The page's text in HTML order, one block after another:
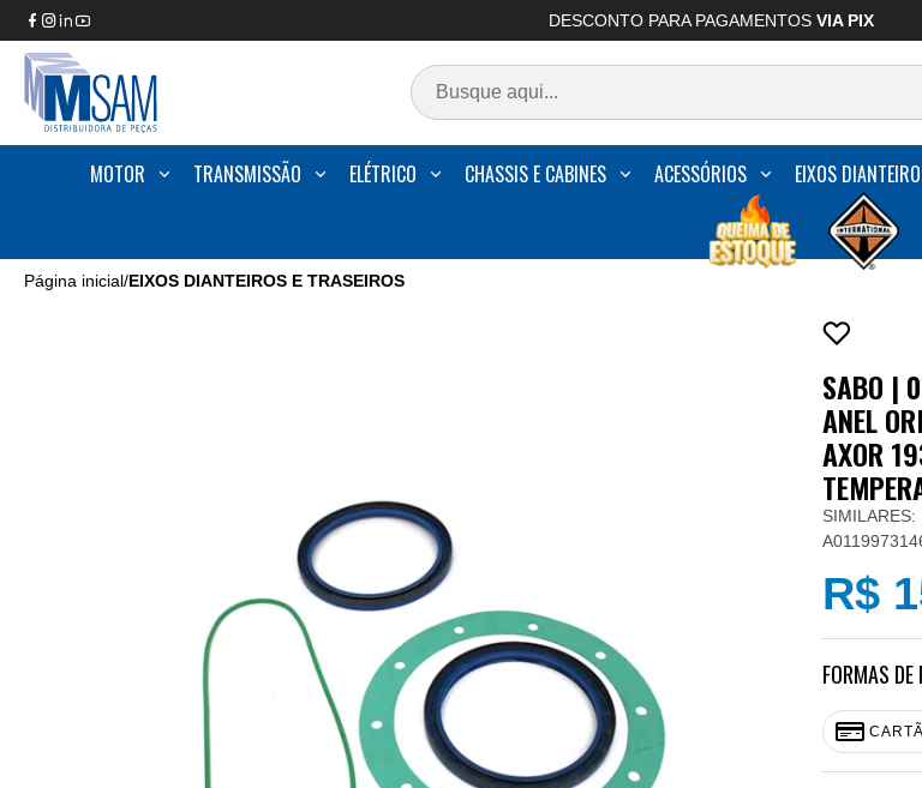
DESCONTO PARA PAGAMENTOS VIA PIX
MOTOR TRANSMISSÃO ELÉTRICO CHASSIS E CABINES ACESSÓRIOS EIXOS
Página inicial/EIXOS DIANTEIROS E TRASEIROS
SABO |
ANEL
AXOR
SIMILARES:
R$
FORMAS DE